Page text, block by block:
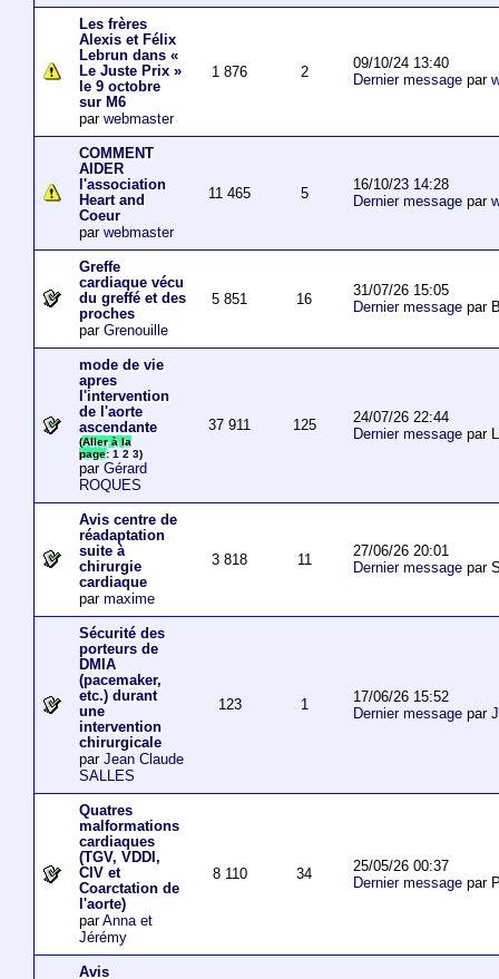
Les frères
Alexis et Félix
Lebrun dans «
Le Juste Prix »
le 9 octobre
sur M6
par webmaster
1 876 2
09/10/24 13:40
Dernier messagepar
COMMENT
AIDER
l'association
Heart and
Coeur
par webmaster
11 465 5
16/10/23 14:28
Dernier messagepar
Greffe
cardiaque vécu
du greffé et des
proches
par Grenouille
5 851 16
31/07/26 15:05
Dernier messagepar
mode de vie
apres
l'intervention
de l'aorte
ascendante
(Aller à la
page: 1 2 3)
par Gérard
ROQUES
37 911 125
24/07/26 22:44
Dernier messagepar
Avis centre de
réadaptation
suite à
chirurgie
cardiaque
par maxime
3 818 11
27/06/26 20:01
Dernier messagepar
Sécurité des
porteurs de
DMIA
(pacemaker,
etc.) durant
une
intervention
chirurgicale
par Jean Claude
SALLES
123 1
17/06/26 15:52
Dernier messagepar
Quatres
malformations
cardiaques
(TGV, VDDI,
CIV et
Coarctation de
l'aorte)
parAnna et
Jérémy
8 110 34
25/05/26 00:37
Dernier messagepar
Avis